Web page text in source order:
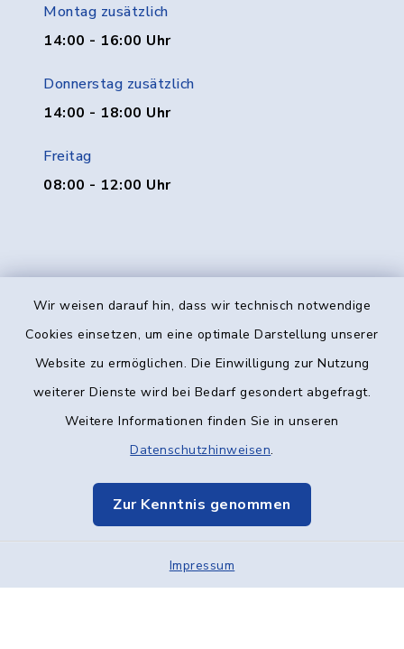
Wir weisen darauf hin, dass wir technisch notwendige
Cookies einsetzen, um eine optimale Darstellung unserer
Website zu ermöglichen. Die Einwilligung zur Nutzung
weiterer Dienste wird bei Bedarf gesondert abgefragt.
Weitere Informationen finden Sie in unseren
Datenschutzhinweisen.
Zur Kenntnis genommen
Impressum
Montag zusätzlich
14:00 - 16:00 Uhr
Donnerstag zusätzlich
14:00 - 18:00 Uhr
Freitag
08:00 - 12:00 Uhr
Kontakt
Datenschutz
Elektronische Kommunikation
Sitemap